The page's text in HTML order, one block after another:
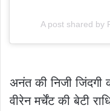
A post shared by
अनंत की निजी जिंदगी
वीरेन मर्चेंट की बेटी